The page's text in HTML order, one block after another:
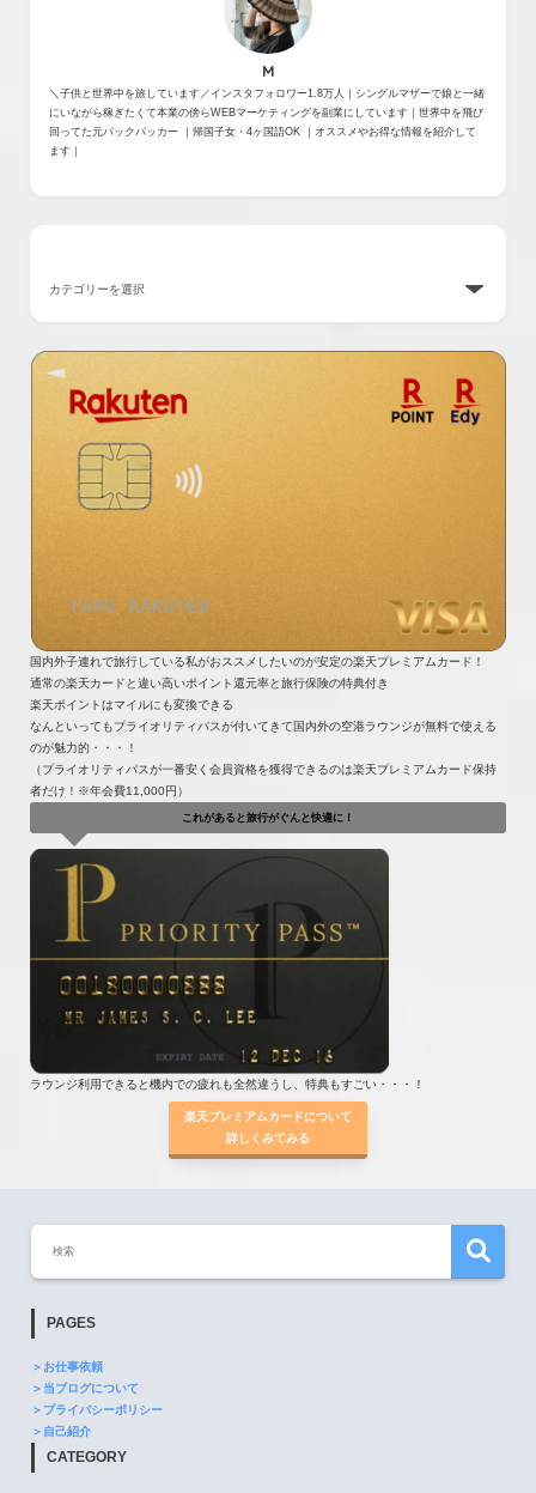
M
＼子供と世界中を旅しています／インスタフォロワー1.8万人｜シングルマザーで娘と一緒
にいながら稼ぎたくて本業の傍らWEBマーケティングを副業にしています｜世界中を飛び
回ってた元バックパッカー ｜帰国子女・4ヶ国語OK ｜オススメやお得な情報を紹介して
ます｜
国内外子連れで旅行している私がおススメしたいのが安定の楽天プレミアムカード！
通常の楽天カードと違い高いポイント還元率と旅行保険の特典付き
楽天ポイントはマイルにも変換できる
なんといってもプライオリティパスが付いてきて国内外の空港ラウンジが無料で使える
のが魅力的・・・！
（プライオリティパスが一番安く会員資格を獲得できるのは楽天プレミアムカード保持
者だけ！※年会費11,000円）
これがあると旅行がぐんと快適に！
ラウンジ利用できると機内での疲れも全然違うし、特典もすごい・・・！
楽天プレミアムカードについて
詳しくみてみる
PAGES
＞お仕事依頼
＞当ブログについて
＞プライバシーポリシー
＞自己紹介
CATEGORY